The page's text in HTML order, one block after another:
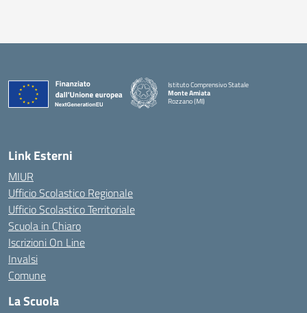
Istituto Comprensivo Statale
Monte Amiata
Rozzano (MI)
Link Esterni
MIUR
Ufficio Scolastico Regionale
Ufficio Scolastico Territoriale
Scuola in Chiaro
Iscrizioni On Line
Invalsi
Comune
La Scuola